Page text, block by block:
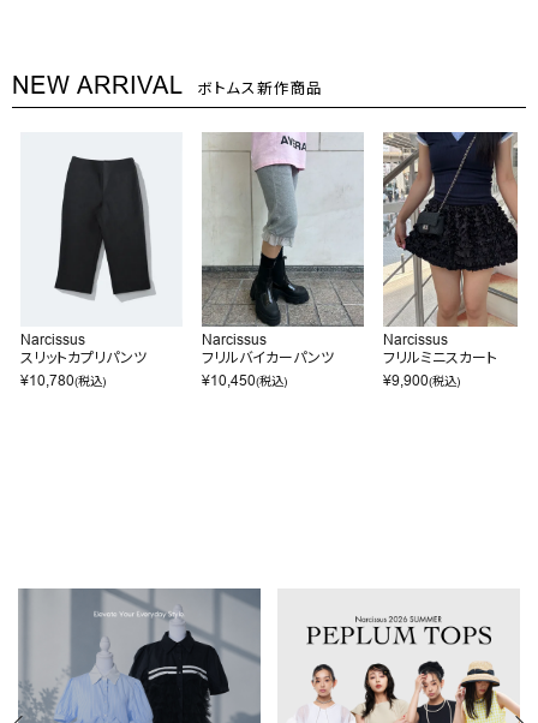
NEW ARRIVAL ボトムス新作商品
Narcissus
スリットカプリパンツ
¥10,780(税込)
Narcissus
フリルバイカーパンツ
¥10,450(税込)
Narcissus
フリルミニスカート
¥9,900(税込)